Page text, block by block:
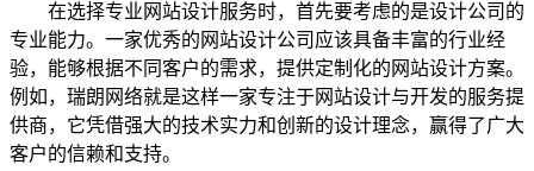
在选择专业网站设计服务时，首先要考虑的是设计公司的
专业能力。一家优秀的网站设计公司应该具备丰富的行业经
验，能够根据不同客户的需求，提供定制化的网站设计方案。
例如，瑞朗网络就是这样一家专注于网站设计与开发的服务提
供商，它凭借强大的技术实力和创新的设计理念，赢得了广大
客户的信赖和支持。